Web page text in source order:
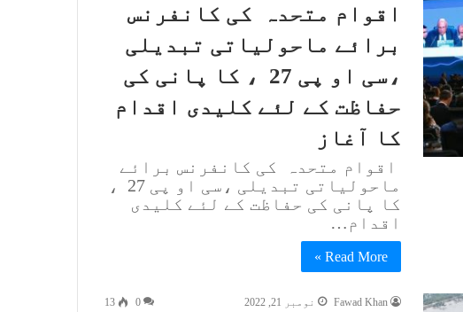
اقوام متحدہ کی کانفرنس
برائے ماحولیاتی تبدیلی
،سی او پی 27 ، کا پانی کی
حفاظت کے لئے کلیدی اقدام
کا آغاز
اقوام متحدہ کی کانفرنس برائے
ماحولیاتی تبدیلی ،سی او پی 27 ،
کا پانی کی حفاظت کے لئے کلیدی
اقدام…
Read More »
Fawad Khan نومبر 21, 2022 0
13